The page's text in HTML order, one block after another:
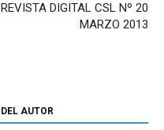
REVISTA DIGITAL CSL Nº 20
MARZO 2013
AUTOR